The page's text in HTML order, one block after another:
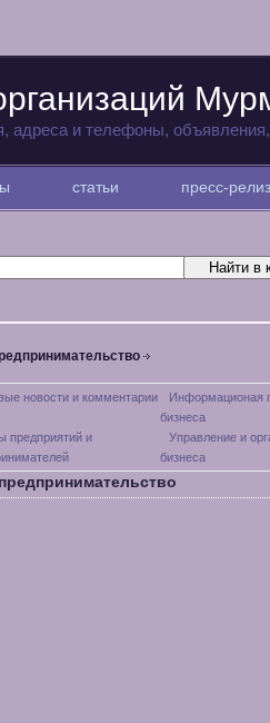
адреса и телефоны,
статьи пресс-
новости и комментарии
Информационая
бизнеса
предприятий и
Управление и
бизнеса